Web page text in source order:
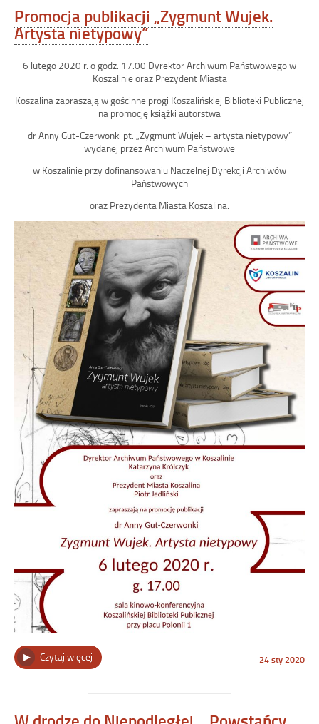
Promocja publikacji „Zygmunt Wujek.
Artysta nietypowy”
6 lutego 2020 r. o godz. 17.00 Dyrektor Archiwum Państwowego w
Koszalinie oraz Prezydent Miasta
Koszalina zapraszają w gościnne progi Koszalińskiej Biblioteki Publicznej
na promocję książki autorstwa
dr Anny Gut-Czerwonki pt. „Zygmunt Wujek – artysta nietypowy”
wydanej przez Archiwum Państwowe
w Koszalinie przy dofinansowaniu Naczelnej Dyrekcji Archiwów
Państwowych
oraz Prezydenta Miasta Koszalina.
Czytaj więcej „Promocja
publikacji
nietypowy””
Opublikowano
24 sty 2020